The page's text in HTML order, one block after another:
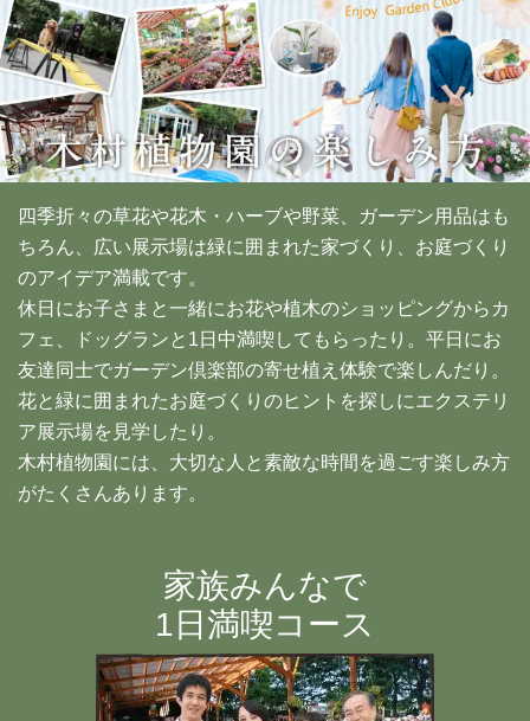
四季折々の草花や花木・ハーブや野菜、ガーデン用品はも
ちろん、広い展示場は緑に囲まれた家づくり、お庭づくり
のアイデア満載です。
休日にお子さまと一緒にお花や植木のショッピングからカ
フェ、ドッグランと1日中満喫してもらったり。平日にお
友達同士でガーデン倶楽部の寄せ植え体験で楽しんだり。
花と緑に囲まれたお庭づくりのヒントを探しにエクステリ
ア展示場を見学したり。
木村植物園には、大切な人と素敵な時間を過ごす楽しみ方
がたくさんあります。
家族みんなで
1日満喫コース